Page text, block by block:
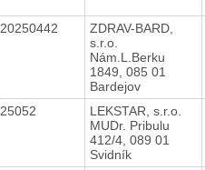
20250442
ZDRAV-BARD,
s.r.o.
Nám.L.Berku
1849, 085 01
Bardejov
25052
LEKSTAR, s.r.o.
MUDr. Pribulu
412/4, 089 01
Svidník